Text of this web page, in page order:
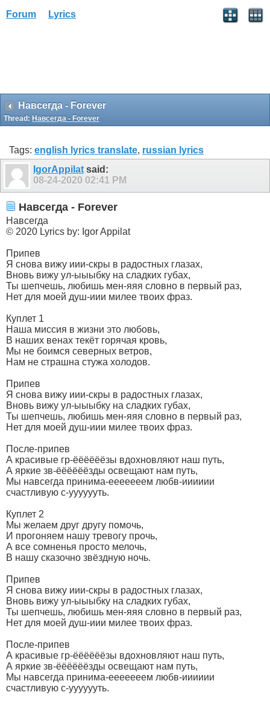
Forum Lyrics
Навсегда - Forever
Thread: Навсегда - Forever
Tags: english lyrics translate, russian lyrics
IgorAppilat said:
08-24-2020 02:41 PM
Навсегда - Forever
Навсегда
© 2020 Lyrics by: Igor Appilat
Припев
Я снова вижу иии-скры в радостных глазах,
Вновь вижу ул-ыыыбку на сладких губах,
Ты шепчешь, любишь мен-яяя словно в первый раз,
Нет для моей душ-иии милее твоих фраз.
Куплет 1
Наша миссия в жизни это любовь,
В наших венах текёт горячая кровь,
Мы не боимся северных ветров,
Нам не страшна стужа холодов.
Припев
Я снова вижу иии-скры в радостных глазах,
Вновь вижу ул-ыыыбку на сладких губах,
Ты шепчешь, любишь мен-яяя словно в первый раз,
Нет для моей душ-иии милее твоих фраз.
После-припев
А красивые гр-ёёёёёёзы вдохновляют наш путь,
А яркие зв-ёёёёёёзды освещают нам путь,
Мы навсегда принима-ееееееем любв-ииииии
счастливую с-ууууууть.
Куплет 2
Мы желаем друг другу помочь,
И прогоняем нашу тревогу прочь,
А все сомненья просто мелочь,
В нашу сказочно звёздную ночь.
Припев
Я снова вижу иии-скры в радостных глазах,
Вновь вижу ул-ыыыбку на сладких губах,
Ты шепчешь, любишь мен-яяя словно в первый раз,
Нет для моей душ-иии милее твоих фраз.
После-припев
А красивые гр-ёёёёёёзы вдохновляют наш путь,
А яркие зв-ёёёёёёзды освещают нам путь,
Мы навсегда принима-ееееееем любв-ииииии
счастливую с-ууууууть.